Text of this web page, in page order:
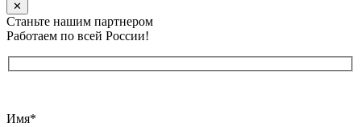
✕
Станьте нашим партнером
Работаем по всей России!
Имя*